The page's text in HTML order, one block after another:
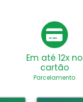
Em até 12x no
cartão
Parcelamento